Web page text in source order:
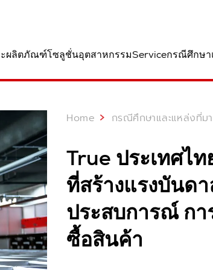
ผลิตภัณฑ์โซลูชั่นอุตสาหกรรมServiceกรณีศึกษา
Home กรณีศึกษาและแหล่งที่มา
True ประเทศไ
ที่สร้างแรงบันด
ประสบการณ์ ก
ซื้อสินค้า